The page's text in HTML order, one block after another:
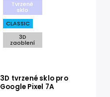
Tvrzené
sklo
CLASSIC
3D
zaoblení
3D tvrzené sklo pro
Google Pixel 7A